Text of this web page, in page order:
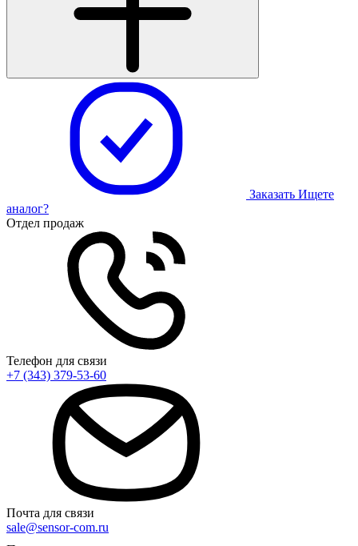
Заказать Ищете
аналог?
Отдел продаж
Телефон для связи
+7 (343) 379-53-60
Почта для связи
sale@sensor-com.ru